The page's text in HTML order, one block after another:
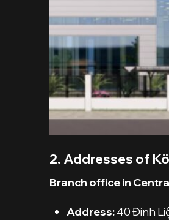
2. Addresses of
Branch office in
Address:40 Đinh